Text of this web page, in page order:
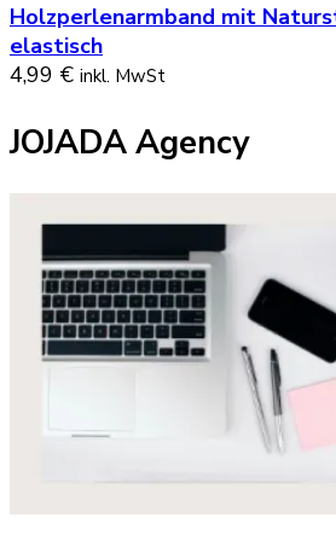
Holzperlenarmband mit
elastisch
4,99 € inkl. MwSt
JOJADA Agency